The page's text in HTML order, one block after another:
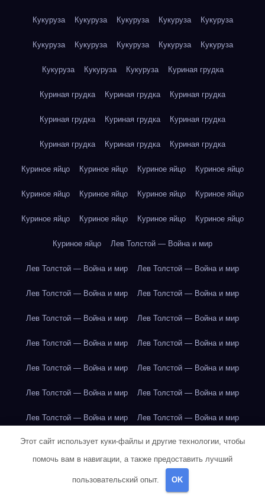
Кукуруза Кукуруза Кукуруза Кукуруза Кукуруза
Кукуруза Кукуруза Кукуруза Кукуруза Кукуруза
Кукуруза Кукуруза Кукуруза Куриная грудка
Куриная грудка Куриная грудка Куриная грудка
Куриная грудка Куриная грудка Куриная грудка
Куриная грудка Куриная грудка Куриная грудка
Куриное яйцо Куриное яйцо Куриное яйцо Куриное яйцо
Куриное яйцо Куриное яйцо Куриное яйцо Куриное яйцо
Куриное яйцо Куриное яйцо Куриное яйцо Куриное яйцо
Куриное яйцо Лев Толстой — Война и мир
Лев Толстой — Война и мир Лев Толстой — Война и мир
Лев Толстой — Война и мир Лев Толстой — Война и мир
Лев Толстой — Война и мир Лев Толстой — Война и мир
Лев Толстой — Война и мир Лев Толстой — Война и мир
Лев Толстой — Война и мир Лев Толстой — Война и мир
Лев Толстой — Война и мир Лев Толстой — Война и мир
Лев Толстой — Война и мир Лев Толстой — Война и мир
Лондон Лондон Лондон Лондон Лондон Лондон
Лондон
Лондон Лос-Анджелес
Этот сайт использует куки-файлы и другие технологии, чтобы
помочь вам в навигации, а также предоставить лучший
пользовательский опыт. OK